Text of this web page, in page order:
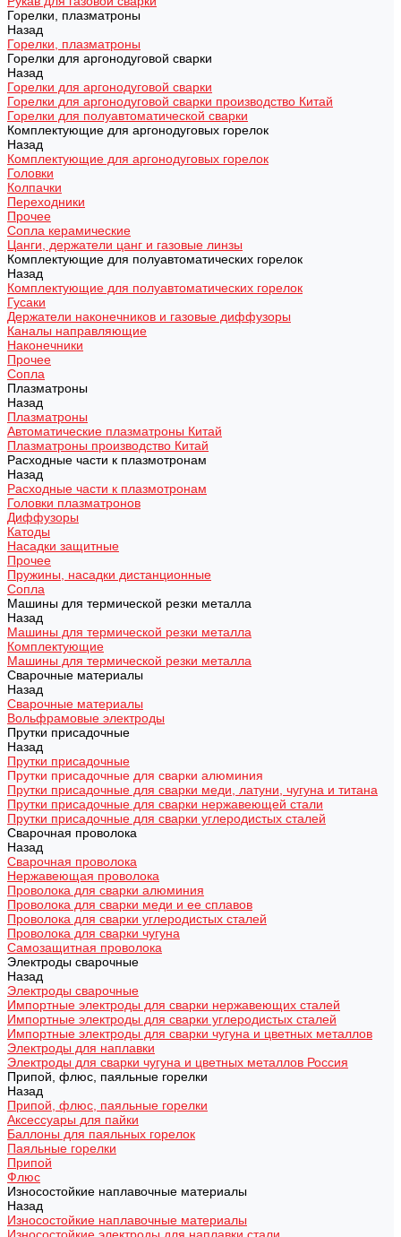
Горелки, плазматроны
Назад
Горелки, плазматроны
Горелки для аргонодуговой сварки
Назад
Горелки для аргонодуговой сварки
Горелки для аргонодуговой сварки производство Китай
Горелки для полуавтоматической сварки
Комплектующие для аргонодуговых горелок
Назад
Комплектующие для аргонодуговых горелок
Головки
Колпачки
Переходники
Прочее
Сопла керамические
Цанги, держатели цанг и газовые линзы
Комплектующие для полуавтоматических горелок
Назад
Комплектующие для полуавтоматических горелок
Гусаки
Держатели наконечников и газовые диффузоры
Каналы направляющие
Наконечники
Прочее
Сопла
Плазматроны
Назад
Плазматроны
Автоматические плазматроны Китай
Плазматроны производство Китай
Расходные части к плазмотронам
Назад
Расходные части к плазмотронам
Головки плазматронов
Диффузоры
Катоды
Насадки защитные
Прочее
Пружины, насадки дистанционные
Сопла
Машины для термической резки металла
Назад
Машины для термической резки металла
Комплектующие
Машины для термической резки металла
Сварочные материалы
Назад
Сварочные материалы
Вольфрамовые электроды
Прутки присадочные
Назад
Прутки присадочные
Прутки присадочные для сварки алюминия
Прутки присадочные для сварки меди, латуни, чугуна и титана
Прутки присадочные для сварки нержавеющей стали
Прутки присадочные для сварки углеродистых сталей
Сварочная проволока
Назад
Сварочная проволока
Нержавеющая проволока
Проволока для сварки алюминия
Проволока для сварки меди и ее сплавов
Проволока для сварки углеродистых сталей
Проволока для сварки чугуна
Самозащитная проволока
Электроды сварочные
Назад
Электроды сварочные
Импортные электроды для сварки нержавеющих сталей
Импортные электроды для сварки углеродистых сталей
Импортные электроды для сварки чугуна и цветных металлов
Электроды для наплавки
Электроды для сварки чугуна и цветных металлов Россия
Припой, флюс, паяльные горелки
Назад
Припой, флюс, паяльные горелки
Аксессуары для пайки
Баллоны для паяльных горелок
Паяльные горелки
Припой
Флюс
Износостойкие наплавочные материалы
Назад
Износостойкие наплавочные материалы